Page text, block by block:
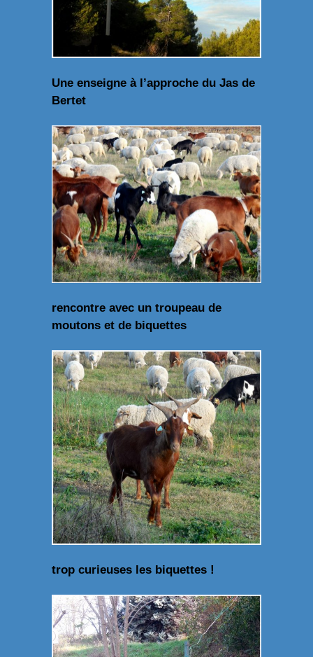
Une enseigne à l’approche du Jas de
Bertet
rencontre avec un troupeau de
moutons et de biquettes
trop curieuses les biquettes !